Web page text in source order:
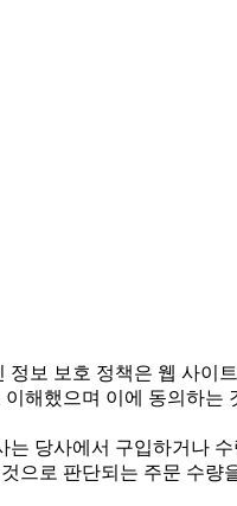
보 보호 정책은 웹 사이
해했으며 이에 동의하는
당사에서 구입하거나
으로 판단되는 주문 수량